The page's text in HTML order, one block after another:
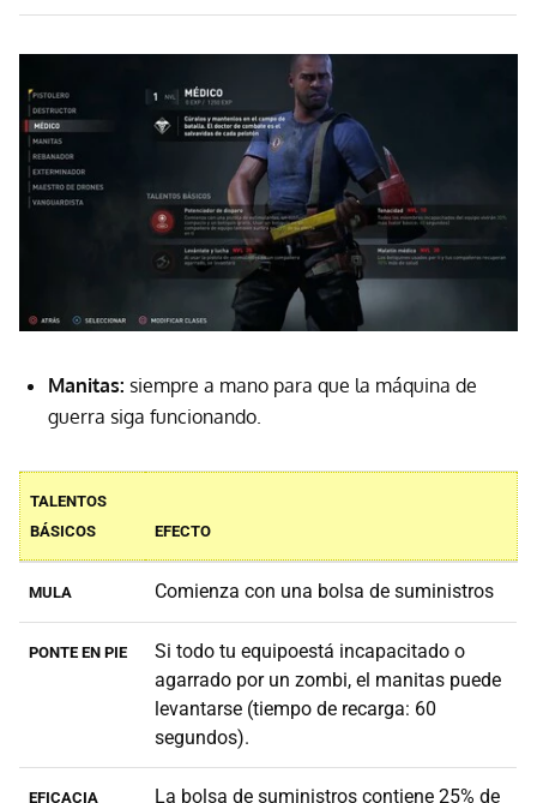
Manitas: siempre a mano para que la máquina de
guerra siga funcionando.
TALENTOS
BÁSICOS
EFECTO
MULA Comienza con una bolsa de suministros
PONTE EN PIE
Si todo tu equipoestá incapacitado o
agarrado por un zombi, el manitas puede
levantarse (tiempo de recarga: 60
segundos).
EFICACIA La bolsa de suministros contiene 25% de